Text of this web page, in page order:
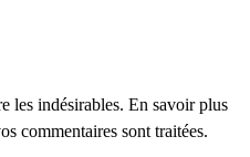
les indésirables. En savoir plus
commentaires sont traitées.